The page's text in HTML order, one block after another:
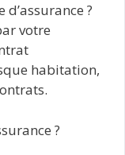
d’assurance ?
votre
habitation,
?